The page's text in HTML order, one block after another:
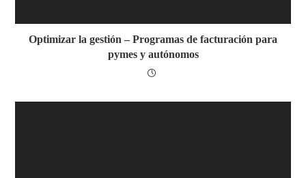
Optimizar la gestión – Programas de facturación para
pymes y autónomos